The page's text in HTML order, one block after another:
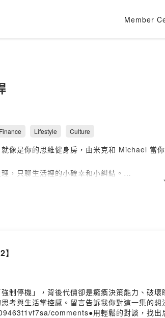
Member
Lifestyle Culture
就像是你的思維健身房，由米克和 Michael 當
，只聊生活裡的小確幸和小糾結。
制停機」，背後代價卻是癱瘓決策能力、破
考與生活掌控感。留言告訴我你對這一集的想
comments●用輕鬆的對談